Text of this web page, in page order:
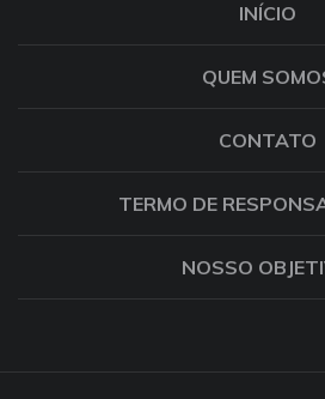
INÍCIO
QUEM
CONTATO
TERMO DE
NOSSO